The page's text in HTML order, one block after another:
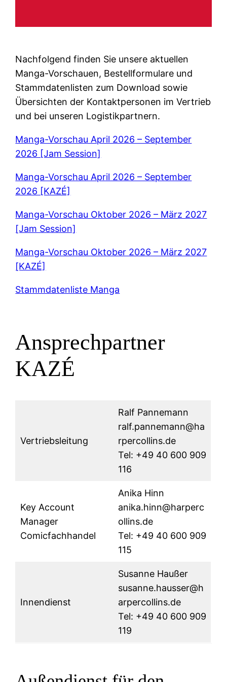
Nachfolgend finden Sie unsere aktuellen
Manga-Vorschauen, Bestellformulare und
Stammdatenlisten zum Download sowie
Übersichten der Kontaktpersonen im Vertrieb
und bei unseren Logistikpartnern.
Manga-Vorschau April 2026 – September
2026 [Jam Session]
Manga-Vorschau April 2026 – September
2026 [KAZÉ]
Manga-Vorschau Oktober 2026 – März 2027
[Jam Session]
Manga-Vorschau Oktober 2026 – März 2027
[KAZÉ]
Stammdatenliste Manga
Ansprechpartner
KAZÉ
Vertriebsleitung
Ralf Pannemann
ralf.pannemann@ha
rpercollins.de
Tel: +49 40 600 909
116
Key Account
Manager
Comicfachhandel
Anika Hinn
anika.hinn@harperc
ollins.de
Tel: +49 40 600 909
115
Innendienst
Susanne Haußer
susanne.hausser@h
arpercollins.de
Tel: +49 40 600 909
119